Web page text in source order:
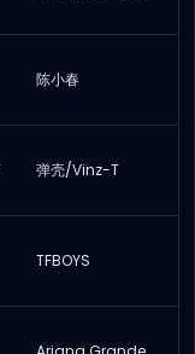
陈小春
弹壳/Vinz-T
TFBOYS